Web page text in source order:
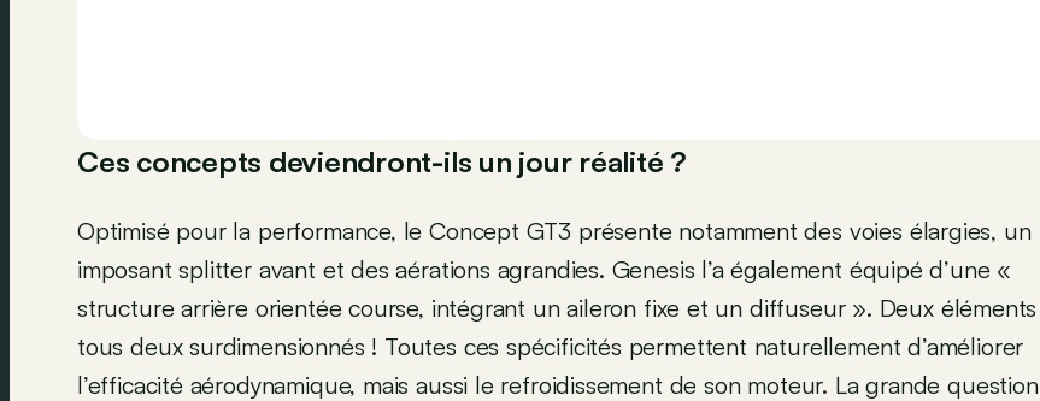
Ces concepts deviendront-ils un jour réalité ?
Optimisé pour la performance, le Concept GT3 présente notamment des voies élargies, un
imposant splitter avant et des aérations agrandies. Genesis l’a également équipé d’une «
structure arrière orientée course, intégrant un aileron fixe et un diffuseur ». Deux éléments
tous deux surdimensionnés ! Toutes ces spécificités permettent naturellement d’améliorer
l’efficacité aérodynamique, mais aussi le refroidissement de son moteur. La grande question